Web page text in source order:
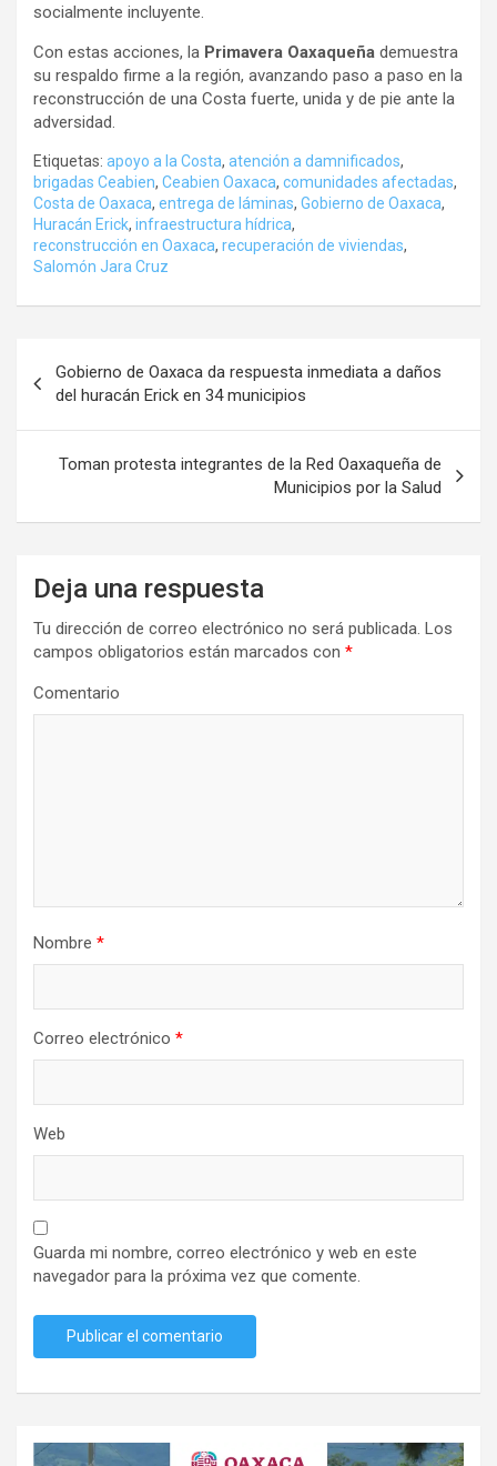
socialmente incluyente.
Con estas acciones, la Primavera Oaxaqueña demuestra
su respaldo firme a la región, avanzando paso a paso en la
reconstrucción de una Costa fuerte, unida y de pie ante la
adversidad.
Etiquetas: apoyo a la Costa, atención a damnificados,
brigadas Ceabien, Ceabien Oaxaca, comunidades afectadas,
Costa de Oaxaca, entrega de láminas, Gobierno de Oaxaca,
Huracán Erick, infraestructura hídrica,
reconstrucción en Oaxaca, recuperación de viviendas,
Salomón Jara Cruz
de
entradas
Gobierno de Oaxaca da respuesta inmediata a daños
del huracán Erick en 34 municipios
Toman protesta integrantes de la Red Oaxaqueña de
Municipios por la Salud
Deja una respuesta
Tu dirección de correo electrónico no será publicada. Los
campos obligatorios están marcados con *
Comentario
Nombre *
Correo electrónico *
Web
Guarda mi nombre, correo electrónico y web en este
navegador para la próxima vez que comente.